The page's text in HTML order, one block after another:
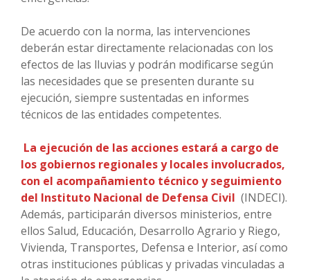
De acuerdo con la norma, las intervenciones
deberán estar directamente relacionadas con los
efectos de las lluvias y podrán modificarse según
las necesidades que se presenten durante su
ejecución, siempre sustentadas en informes
técnicos de las entidades competentes.
La ejecución de las acciones estará a cargo de
los gobiernos regionales y locales involucrados,
con el acompañamiento técnico y seguimiento
del Instituto Nacional de Defensa Civil (INDECI).
Además, participarán diversos ministerios, entre
ellos Salud, Educación, Desarrollo Agrario y Riego,
Vivienda, Transportes, Defensa e Interior, así como
otras instituciones públicas y privadas vinculadas a